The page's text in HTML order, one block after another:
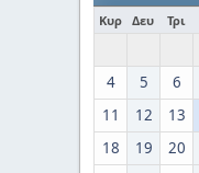
Κυρ Δευ Τρι
4
5 6
11
12 13
18
19 20